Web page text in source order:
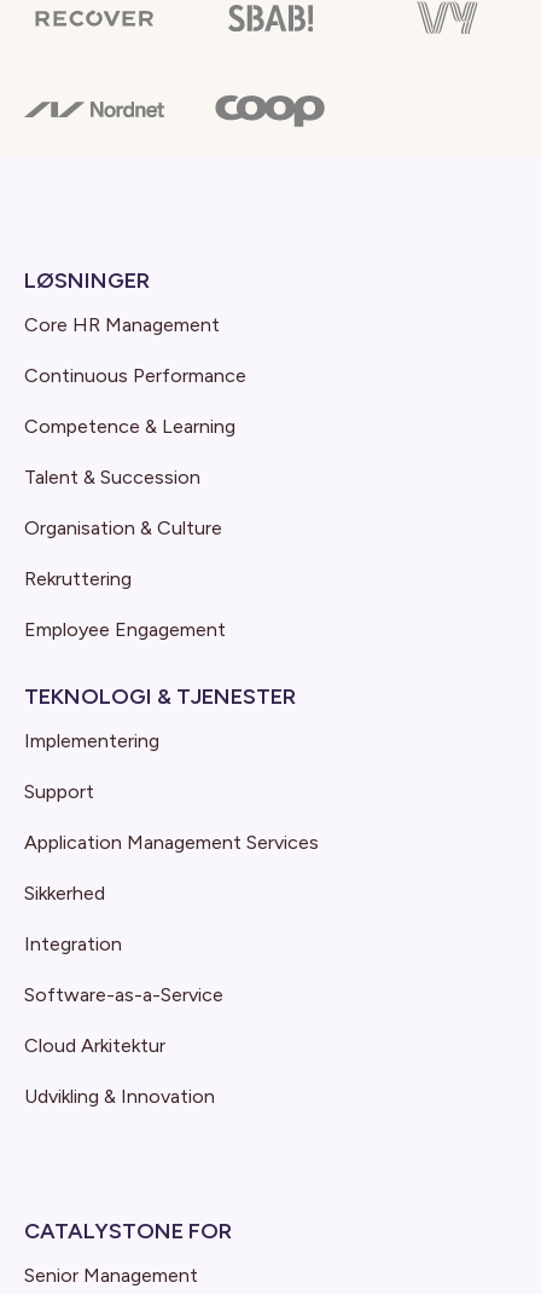
LØSNINGER
Core HR Management
Continuous Performance
Competence & Learning
Talent & Succession
Organisation & Culture
Rekruttering
Employee Engagement
TEKNOLOGI & TJENESTER
Implementering
Support
Application Management Services
Sikkerhed
Integration
Software-as-a-Service
Cloud Arkitektur
Udvikling & Innovation
CATALYSTONE FOR
Senior Management